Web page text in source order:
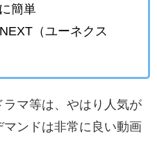
簡単
（ユーネクス
マ等は、やはり人気が
ンドは非常に良い動画